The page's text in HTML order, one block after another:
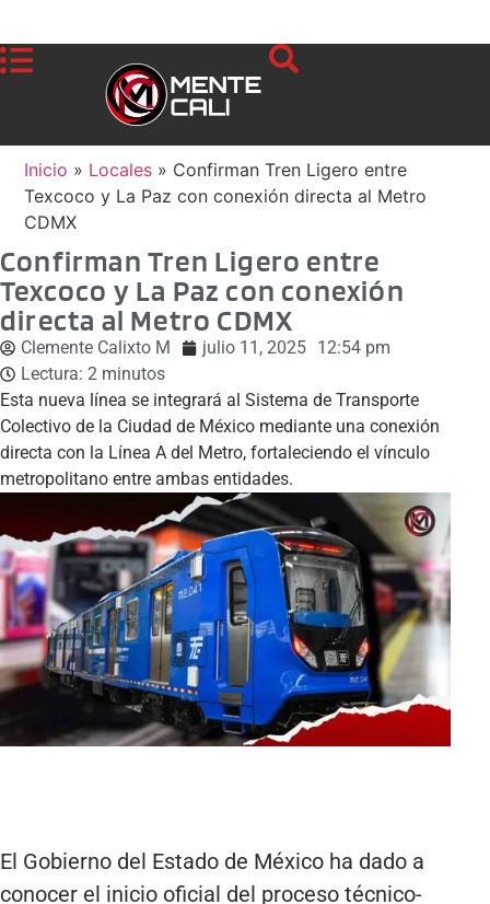
Inicio » Locales » Confirman Tren Ligero entre
Texcoco y La Paz con conexión directa al Metro
CDMX
Confirman Tren Ligero entre
Texcoco y La Paz con conexión
directa al Metro CDMX
Clemente Calixto M julio 11, 2025 12:54 pm
Lectura: 2 minutos
Esta nueva línea se integrará al Sistema de Transporte
Colectivo de la Ciudad de México mediante una conexión
directa con la Línea A del Metro, fortaleciendo el vínculo
metropolitano entre ambas entidades.
El Gobierno del Estado de México ha dado a
conocer el inicio oficial del proceso técnico-